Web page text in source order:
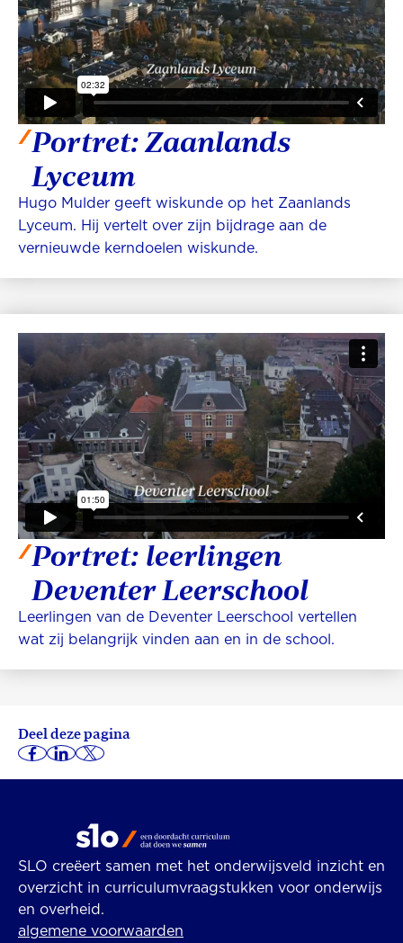
Portret: Zaanlands
Lyceum
Hugo Mulder geeft wiskunde op het Zaanlands
Lyceum. Hij vertelt over zijn bijdrage aan de
vernieuwde kerndoelen wiskunde.
Portret: leerlingen
Deventer Leerschool
Leerlingen van de Deventer Leerschool vertellen
wat zij belangrijk vinden aan en in de school.
Deel deze pagina
SLO creëert samen met het onderwijsveld inzicht en
overzicht in curriculumvraagstukken voor onderwijs
en overheid.
algemene voorwaarden